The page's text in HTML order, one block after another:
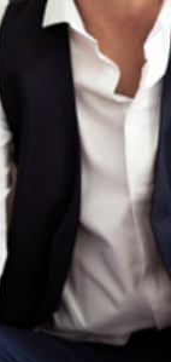
gratu
item
ent
Noeu
d sur
Je
reco
un